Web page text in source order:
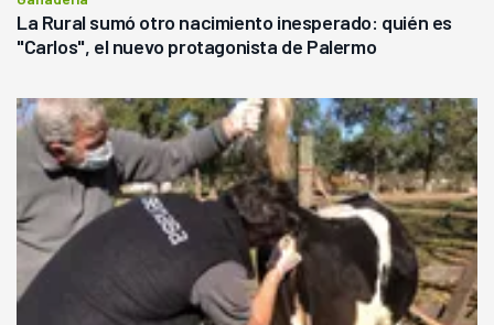
La Rural sumó otro nacimiento inesperado: quién es
"Carlos", el nuevo protagonista de Palermo